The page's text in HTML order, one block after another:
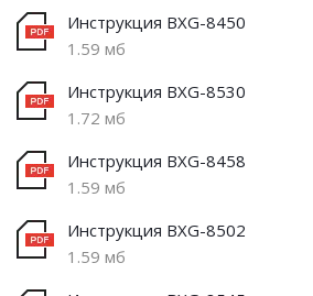
Инструкция BXG-8450
1.59 мб
Инструкция BXG-8530
1.72 мб
Инструкция BXG-8458
1.59 мб
Инструкция BXG-8502
1.59 мб